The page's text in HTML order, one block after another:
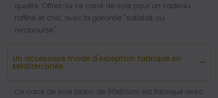
qualité. Offrez-lui ce carré de soie pour un cadeau
raffiné et chic, avec la garantie "satisfait ou
remboursé".
Un accessoire mode d'exception fabriqué en
Méditerranée
Ce carré de soie blanc de 60x60cm est fabriqué avec